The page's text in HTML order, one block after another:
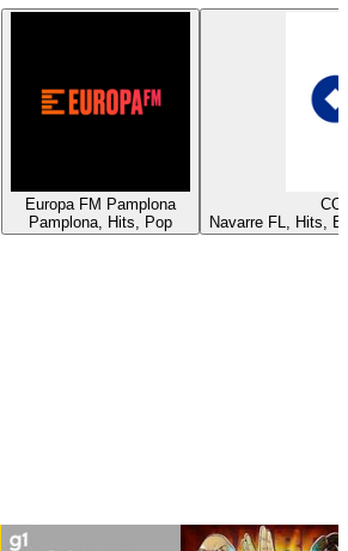
Europa FM Pamplona
Pamplona, Hits, Pop
Navarre FL, Hits,